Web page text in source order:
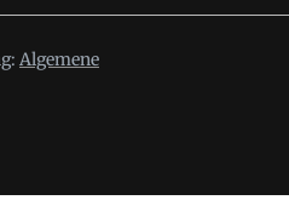
Algemene